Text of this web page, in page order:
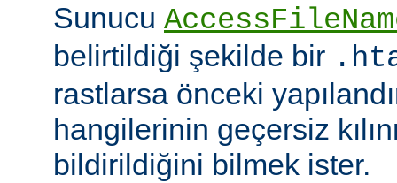
Sunucu
belirtildiği şekilde bir
rastlarsa önceki
hangilerinin geçersiz
bildirildiğini bilmek ister.